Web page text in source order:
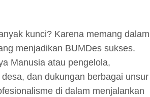
kunci? Karena memang dalam
menjadikan BUMDes sukses.
Manusia atau pengelola,
dan dukungan berbagai unsur
di dalam menjalankan